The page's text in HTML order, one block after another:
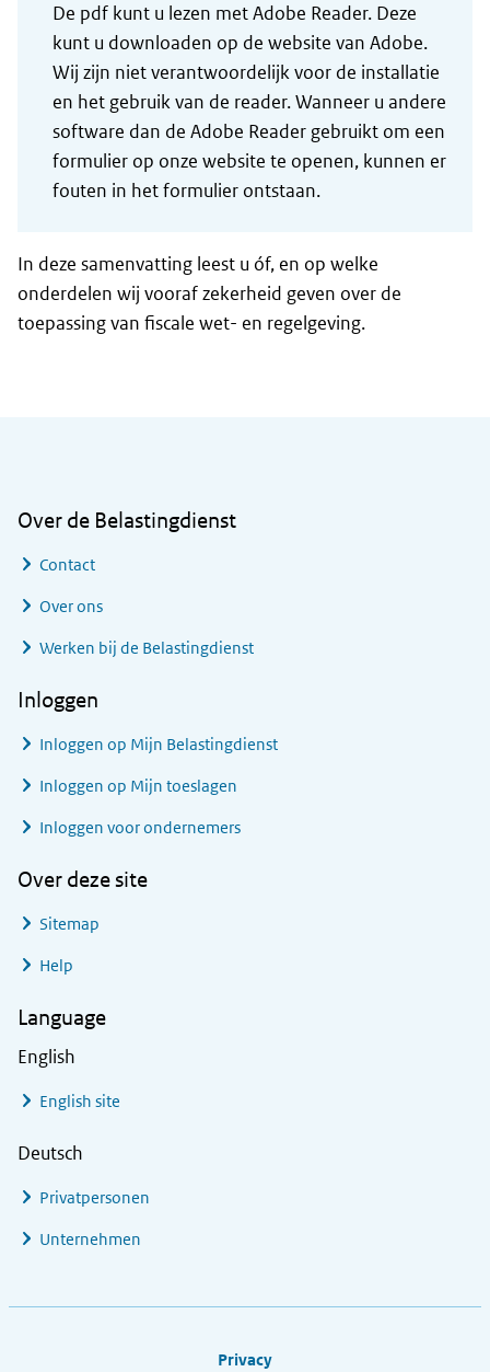
De pdf kunt u lezen met Adobe Reader. Deze
kunt u downloaden op de website van Adobe.
Wij zijn niet verantwoordelijk voor de installatie
en het gebruik van de reader. Wanneer u andere
software dan de Adobe Reader gebruikt om een
formulier op onze website te openen, kunnen er
fouten in het formulier ontstaan.
In deze samenvatting leest u óf, en op welke
onderdelen wij vooraf zekerheid geven over de
toepassing van fiscale wet- en regelgeving.
Over de Belastingdienst
Contact
Over ons
Werken bij de Belastingdienst
Inloggen
Inloggen op Mijn Belastingdienst
Inloggen op Mijn toeslagen
Inloggen voor ondernemers
Over deze site
Sitemap
Help
Language
English
English site
Deutsch
Privatpersonen
Unternehmen
Privacy